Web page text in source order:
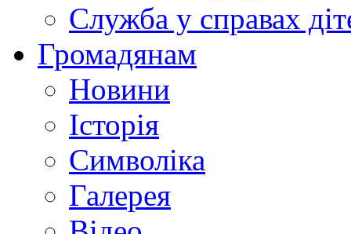
Служба у справах
Громадянам
Новини
Історія
Символіка
Галерея